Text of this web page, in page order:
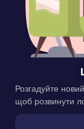
Розгадуйте
щоб розвинути